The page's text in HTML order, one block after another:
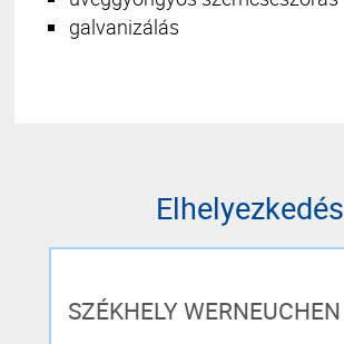
galvanizálás
Elhelyezkedés
SZÉKHELY WERNEUCHEN